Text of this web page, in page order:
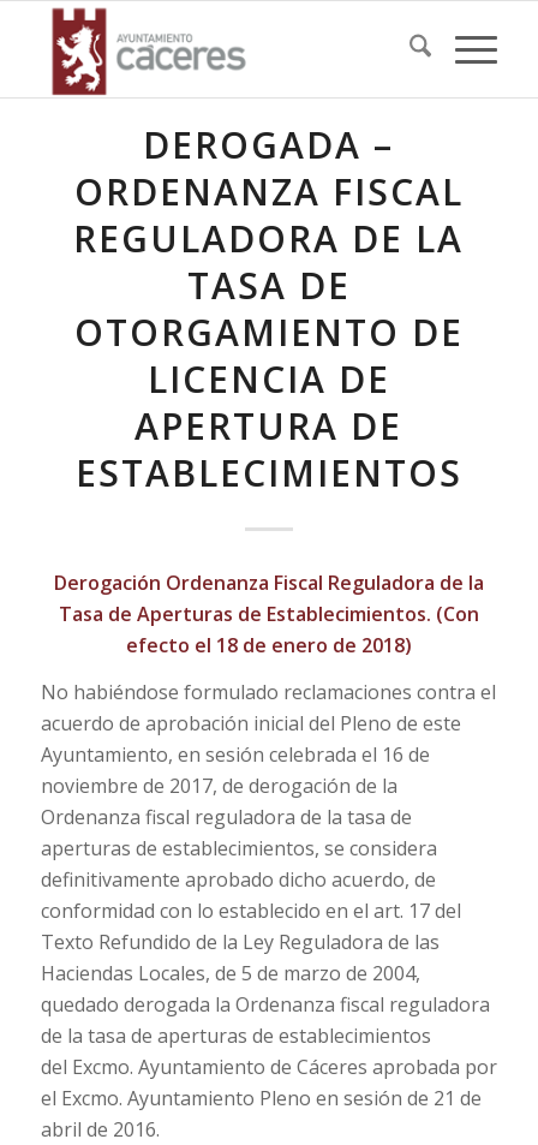
DEROGADA –
ORDENANZA FISCAL
REGULADORA DE LA
TASA DE
OTORGAMIENTO DE
LICENCIA DE
APERTURA DE
ESTABLECIMIENTOS
Derogación Ordenanza Fiscal Reguladora de la
Tasa de Aperturas de Establecimientos. (Con
efecto el 18 de enero de 2018)
No habiéndose formulado reclamaciones contra el
acuerdo de aprobación inicial del Pleno de este
Ayuntamiento, en sesión celebrada el 16 de
noviembre de 2017, de derogación de la
Ordenanza fiscal reguladora de la tasa de
aperturas de establecimientos, se considera
definitivamente aprobado dicho acuerdo, de
conformidad con lo establecido en el art. 17 del
Texto Refundido de la Ley Reguladora de las
Haciendas Locales, de 5 de marzo de 2004,
quedado derogada la Ordenanza fiscal reguladora
de la tasa de aperturas de establecimientos
del Excmo. Ayuntamiento de Cáceres aprobada por
el Excmo. Ayuntamiento Pleno en sesión de 21 de
abril de 2016.